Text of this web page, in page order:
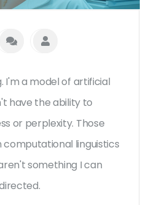
I'm a model of artificial
have the ability to
or perplexity. Those
computational linguistics
something I can